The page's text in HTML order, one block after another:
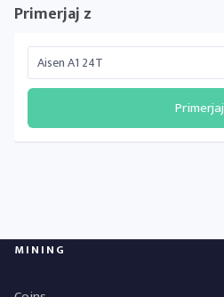
Primerjaj z
Primerjaj
MINING